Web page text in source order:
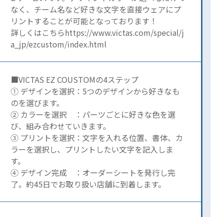
なく、チーム名など好きな文字を直接ウェアにプ
リントすることが可能となっております！
詳しくはこちらhttps://www.victas.com/special/j
a_jp/ezcustom/index.html
■VICTAS EZ COUSTOMの4ステップ
① デザインを選択：5つのデザインから好きなも
のを選びます。
② カラーを選択 ：パーツごとに好きな色を選
び、組み合わせていきます。
③ プリントを選択：文字を入れる位置、書体、カ
ラーを選択し、プリントしたい文字を記入しま
す。
④ デザイン完成 ：オーダーシートを発行し完
了。約45日でお取り扱い店舗に到着します。